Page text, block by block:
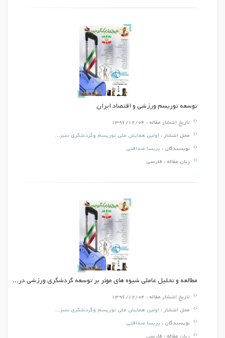
توسعه توریسم ورزشي و اقتصاد ایران
تاریخ انتشار مقاله : 1396/12/04
محل انتشار : اولین همایش ملی توریسم وگردشگری سبز...
نویسندگان : پریسا صداقتی
زبان مقاله : فارسی
مطالعه و تحلیل عاملی شیوه های موثر بر توسعه گردشگری ورزشی در...
تاریخ انتشار مقاله : 1396/12/04
محل انتشار : اولین همایش ملی توریسم وگردشگری سبز...
نویسندگان : پریسا صداقتی
زبان مقاله : فارسی